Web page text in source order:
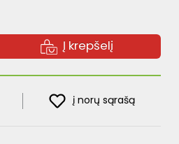
Į krepšelį
į norų sąrašą